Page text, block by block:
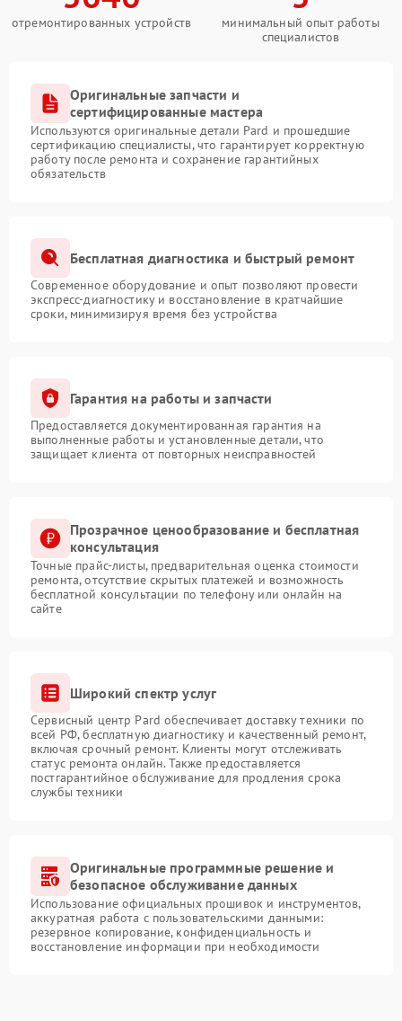
отремонтированных устройств
минимальный опыт работы
специалистов
Оригинальные запчасти и
сертифицированные мастера
Используются оригинальные детали Pard и прошедшие
сертификацию специалисты, что гарантирует корректную
работу после ремонта и сохранение гарантийных
обязательств
Бесплатная диагностика и быстрый ремонт
Современное оборудование и опыт позволяют провести
экспресс-диагностику и восстановление в кратчайшие
сроки, минимизируя время без устройства
Гарантия на работы и запчасти
Предоставляется документированная гарантия на
выполненные работы и установленные детали, что
защищает клиента от повторных неисправностей
Прозрачное ценообразование и бесплатная
консультация
Точные прайс-листы, предварительная оценка стоимости
ремонта, отсутствие скрытых платежей и возможность
бесплатной консультации по телефону или онлайн на
сайте
Широкий спектр услуг
Сервисный центр Pard обеспечивает доставку техники по
всей РФ, бесплатную диагностику и качественный ремонт,
включая срочный ремонт. Клиенты могут отслеживать
статус ремонта онлайн. Также предоставляется
постгарантийное обслуживание для продления срока
службы техники
Оригинальные программные решение и
безопасное обслуживание данных
Использование официальных прошивок и инструментов,
аккуратная работа с пользовательскими данными:
резервное копирование, конфиденциальность и
восстановление информации при необходимости